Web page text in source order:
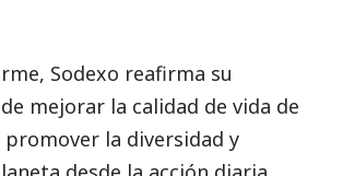
Sodexo reafirma su
mejorar la calidad de vida de
promover la diversidad y